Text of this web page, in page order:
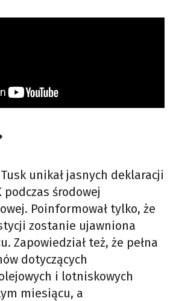
unikał jasnych deklaracji
podczas środowej
Poinformował tylko, że
zostanie ujawniona
Zapowiedział też, że pełna
dotyczących
i lotniskowych
miesiącu, a